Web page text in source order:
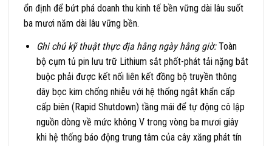
ổn định để bứt phá doanh thu kinh tế bền vững dài lâu suốt
ba mươi năm dài lâu vững bền.
Ghi chú kỹ thuật thực địa hằng ngày hằng giờ:Toàn
bộ cụm tủ pin lưu trữ Lithium sắt phốt-phát tải nặng bắt
buộc phải được kết nối liên kết đồng bộ truyền thông
dây bọc kim chống nhiễu với hệ thống ngắt khẩn cấp
cấp biên (Rapid Shutdown) tầng mái để tự động cô lập
nguồn dòng về mức không V trong vòng ba mươi giây
khi hệ thống báo động trung tâm của cây xăng phát tín